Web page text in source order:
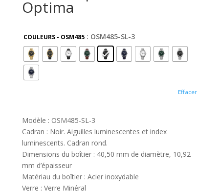
Optima
COULEURS - OSM485 : OSM485-SL-3
Effacer
Modèle : OSM485-SL-3
Cadran : Noir. Aiguilles luminescentes et index
luminescents. Cadran rond.
Dimensions du boîtier : 40,50 mm de diamètre, 10,92
mm d’épaisseur
Matériau du boîtier : Acier inoxydable
Verre : Verre Minéral